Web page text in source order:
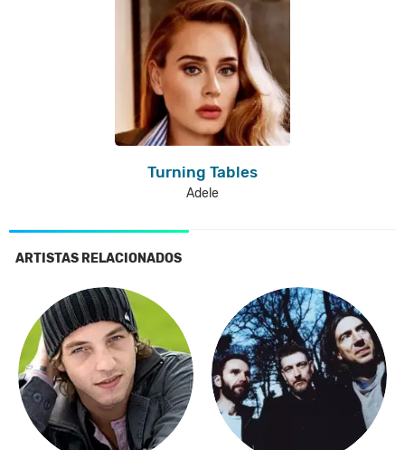
Turning Tables
Adele
ARTISTAS RELACIONADOS